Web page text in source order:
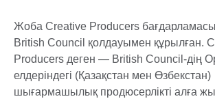
Жоба Creative Producers
British Council қолдауымен құрылған.
Producers деген — British Council-дің
елдеріндегі (Қазақстан мен Өзбекстан)
шығармашылық продюсерлікті алға